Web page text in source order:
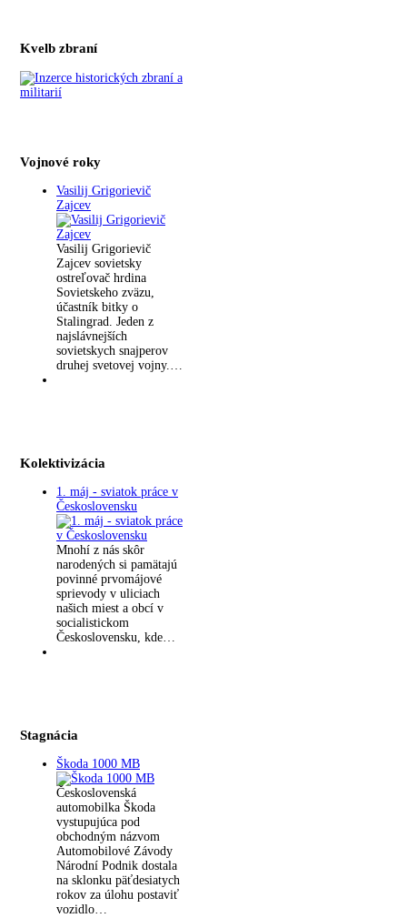
Kvelb zbraní
Vojnové roky
Vasilij Grigorievič
Zajcev
Vasilij Grigorievič
Zajcev sovietsky
ostreľovač hrdina
Sovietskeho zväzu,
účastník bitky o
Stalingrad. Jeden z
najslávnejších
sovietskych snajperov
druhej svetovej vojny.…
Kolektivizácia
1. máj - sviatok práce v
Československu
Mnohí z nás skôr
narodených si pamätajú
povinné prvomájové
sprievody v uliciach
našich miest a obcí v
socialistickom
Československu, kde…
Stagnácia
Škoda 1000 MB
Československá
automobilka Škoda
vystupujúca pod
obchodným názvom
Automobilové Závody
Národní Podnik dostala
na sklonku päťdesiatych
rokov za úlohu postaviť
vozidlo…